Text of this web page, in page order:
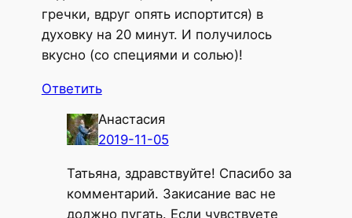
гречки, вдруг опять испортится) в
духовку на 20 минут. И получилось
вкусно (со специями и солью)!
Ответить
Анастасия
2019-11-05
Татьяна, здравствуйте! Спасибо за
комментарий. Закисание вас не
должно пугать. Если чувствуете